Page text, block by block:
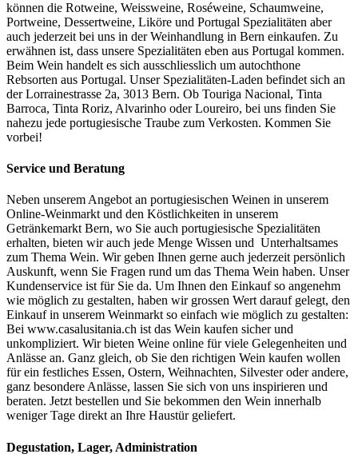
können die Rotweine, Weissweine, Roséweine, Schaumweine,
Portweine, Dessertweine, Liköre und Portugal Spezialitäten aber
auch jederzeit bei uns in der Weinhandlung in Bern einkaufen. Zu
erwähnen ist, dass unsere Spezialitäten eben aus Portugal kommen.
Beim Wein handelt es sich ausschliesslich um autochthone
Rebsorten aus Portugal. Unser Spezialitäten-Laden befindet sich an
der Lorrainestrasse 2a, 3013 Bern. Ob Touriga Nacional, Tinta
Barroca, Tinta Roriz, Alvarinho oder Loureiro, bei uns finden Sie
nahezu jede portugiesische Traube zum Verkosten. Kommen Sie
vorbei!
Service und Beratung
Neben unserem Angebot an portugiesischen Weinen in unserem
Online-Weinmarkt und den Köstlichkeiten in unserem
Getränkemarkt Bern, wo Sie auch portugiesische Spezialitäten
erhalten, bieten wir auch jede Menge Wissen und Unterhaltsames
zum Thema Wein. Wir geben Ihnen gerne auch jederzeit persönlich
Auskunft, wenn Sie Fragen rund um das Thema Wein haben. Unser
Kundenservice ist für Sie da. Um Ihnen den Einkauf so angenehm
wie möglich zu gestalten, haben wir grossen Wert darauf gelegt, den
Einkauf in unserem Weinmarkt so einfach wie möglich zu gestalten:
Bei www.casalusitania.ch ist das Wein kaufen sicher und
unkompliziert. Wir bieten Weine online für viele Gelegenheiten und
Anlässe an. Ganz gleich, ob Sie den richtigen Wein kaufen wollen
für ein festliches Essen, Ostern, Weihnachten, Silvester oder andere,
ganz besondere Anlässe, lassen Sie sich von uns inspirieren und
beraten. Jetzt bestellen und Sie bekommen den Wein innerhalb
weniger Tage direkt an Ihre Haustür geliefert.
Degustation, Lager, Administration